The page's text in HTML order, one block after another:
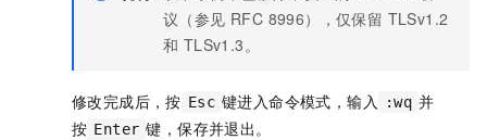
议（参见 RFC 8996），仅保留 TLSv1.2
和 TLSv1.3。
修改完成后，按 Esc 键进入命令模式，输入 :wq 并
按 Enter 键，保存并退出。